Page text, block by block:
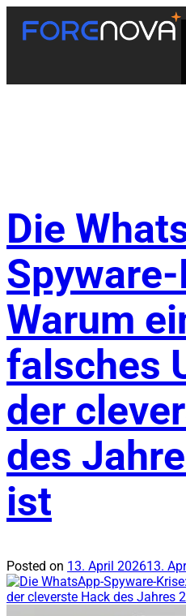
Die
Warum
falsches
der
des
ist
Posted on 13. April 202613.